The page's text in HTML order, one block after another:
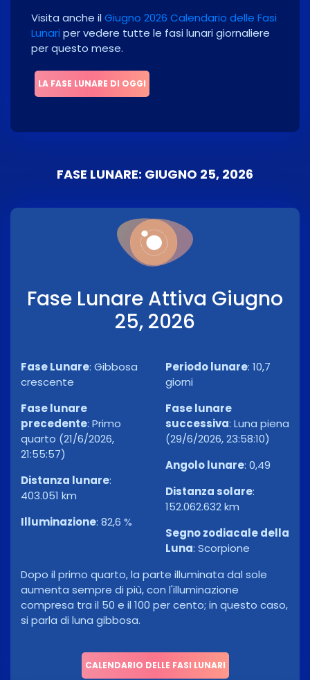
Visita anche il Giugno 2026 Calendario delle Fasi
Lunari per vedere tutte le fasi lunari giornaliere
per questo mese.
LA FASE LUNARE DI OGGI
FASE LUNARE: GIUGNO 25, 2026
Fase Lunare Attiva Giugno
25, 2026
Fase Lunare: Gibbosa
crescente
Fase lunare
precedente: Primo
quarto (21/6/2026,
21:55:57)
Distanza lunare:
403.051 km
Illuminazione: 82,6 %
Periodo lunare: 10,7
giorni
Fase lunare
successiva: Luna piena
(29/6/2026, 23:58:10)
Angolo lunare: 0,49
Distanza solare:
152.062.632 km
Segno zodiacale della
Luna: Scorpione
Dopo il primo quarto, la parte illuminata dal sole
aumenta sempre di più, con l'illuminazione
compresa tra il 50 e il 100 per cento; in questo caso,
si parla di luna gibbosa.
CALENDARIO DELLE FASI LUNARI